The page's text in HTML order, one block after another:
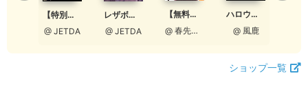
【特別ダイジェスト】ゲンバビト 改訂版
@ JETDA
レザボア・ゲーム ダイジェスト版
@ JETDA
【無料版】明皓めでた物語 参 鉄火の名匠
@ 春先ひなた
ハロウィンの探し物はジャック・オー・ランタンへ
@ 風鹿
ショップ一覧